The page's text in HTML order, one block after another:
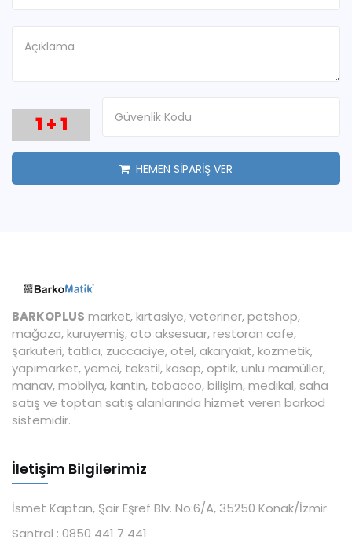
1 +1
HEMEN SİPARİŞ VER
BARKOPLUS market, kırtasiye, veteriner, petshop,
mağaza, kuruyemiş, oto aksesuar, restoran cafe,
şarküteri, tatlıcı, züccaciye, otel, akaryakıt, kozmetik,
yapımarket, yemci, tekstil, kasap, optik, unlu mamüller,
manav, mobilya, kantin, tobacco, bilişim, medikal, saha
satış ve toptan satış alanlarında hizmet veren barkod
sistemidir.
İletişim Bilgilerimiz
İsmet Kaptan, Şair Eşref Blv. No:6/A, 35250 Konak/İzmir
Santral : 0850 441 7 441